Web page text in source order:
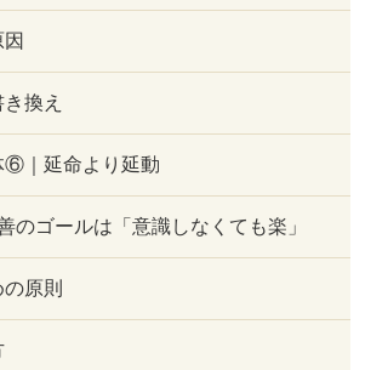
換え
⑥｜延命より延動
のゴールは「意識しなくても楽」
原則